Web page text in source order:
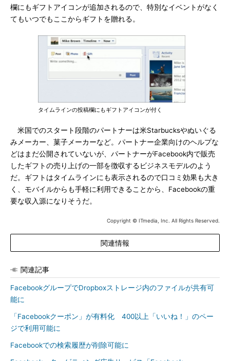
欄にもギフトアイコンが追加されるので、特別なイベントがなく
てもいつでもここからギフトを贈れる。
タイムラインの投稿欄にもギフトアイコンが付く
米国でのスタート段階のパートナーは米Starbucksやぬいぐる
みメーカー、菓子メーカーなど。パートナー企業向けのヘルプな
どはまだ公開されていないが、パートナーがFacebook内で販売
したギフトの売り上げの一部を徴収するビジネスモデルのよう
だ。ギフトはタイムラインにも表示されるので口コミ効果も大き
く、モバイルからも手軽に利用できることから、Facebookの重
要な収入源になりそうだ。
Copyright © ITmedia, Inc. All Rights Reserved.
関連情報
関連記事
FacebookグループでDropboxストレージ内のファイルが共有可
能に
「Facebookクーポン」が有料化 400以上「いいね！」のペー
ジで利用可能に
Facebookでの検索履歴が削除可能に